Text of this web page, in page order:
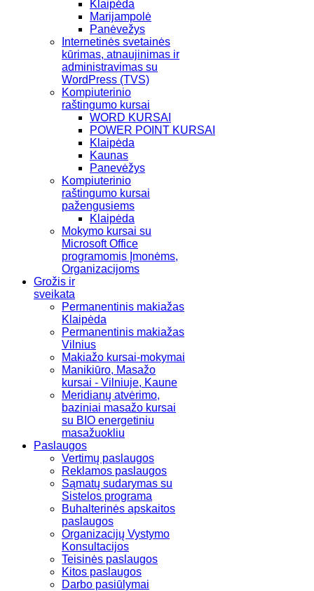
Klaipėda
Marijampolė
Panėvežys
Internetinės svetainės
kūrimas, atnaujinimas ir
administravimas su
WordPress (TVS)
Kompiuterinio
raštingumo kursai
WORD KURSAI
POWER POINT KURSAI
Klaipėda
Kaunas
Panevėžys
Kompiuterinio
raštingumo kursai
pažengusiems
Klaipėda
Mokymo kursai su
Microsoft Office
programomis Įmonėms,
Organizacijoms
Grožis ir
sveikata
Permanentinis makiažas
Klaipėda
Permanentinis makiažas
Vilnius
Makiažo kursai-mokymai
Manikiūro, Masažo
kursai - Vilniuje, Kaune
Meridianų atvėrimo,
baziniai masažo kursai
su BIO energetiniu
masažuokliu
Paslaugos
Vertimų paslaugos
Reklamos paslaugos
Sąmatų sudarymas su
Sistelos programa
Buhalterinės apskaitos
paslaugos
Organizacijų Vystymo
Konsultacijos
Teisinės paslaugos
Kitos paslaugos
Darbo pasiūlymai